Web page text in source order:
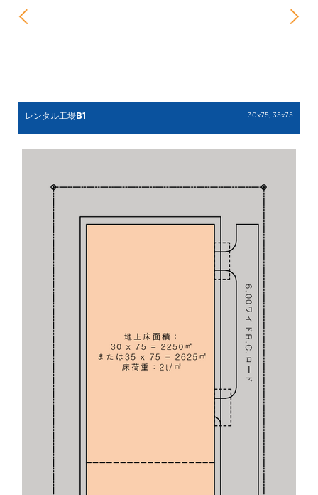
レンタル工場B1 30x75, 35x75